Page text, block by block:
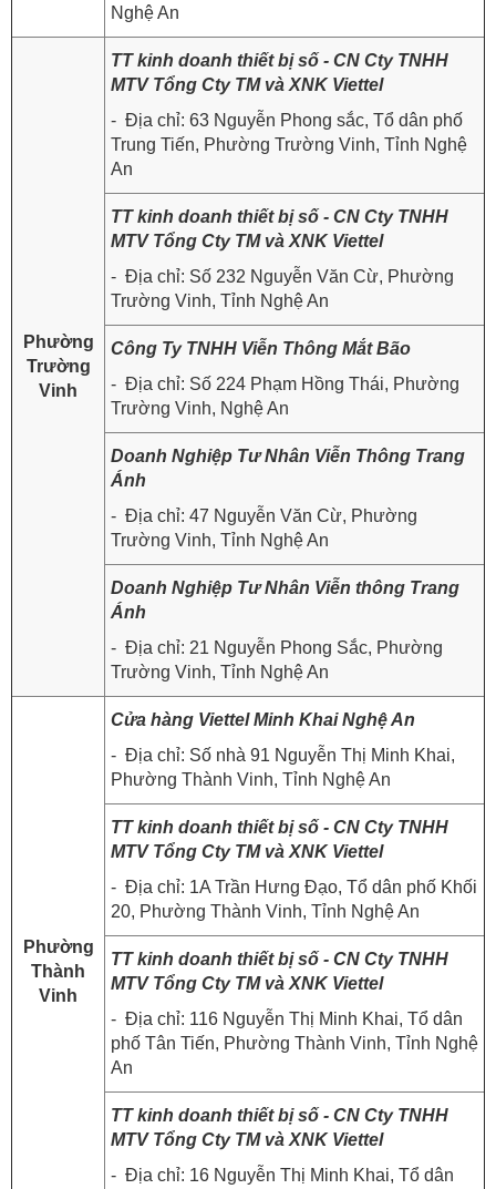
Nghệ An
Phường
Trường
Vinh
TT kinh doanh thiết bị số - CN Cty TNHH
MTV Tổng Cty TM và XNK Viettel
- Địa chỉ: 63 Nguyễn Phong sắc, Tổ dân phố
Trung Tiến, Phường Trường Vinh, Tỉnh Nghệ
An
TT kinh doanh thiết bị số - CN Cty TNHH
MTV Tổng Cty TM và XNK Viettel
- Địa chỉ: Số 232 Nguyễn Văn Cừ, Phường
Trường Vinh, Tỉnh Nghệ An
Công Ty TNHH Viễn Thông Mắt Bão
- Địa chỉ: Số 224 Phạm Hồng Thái, Phường
Trường Vinh, Nghệ An
Doanh Nghiệp Tư Nhân Viễn Thông Trang
Ánh
- Địa chỉ: 47 Nguyễn Văn Cừ, Phường
Trường Vinh, Tỉnh Nghệ An
Doanh Nghiệp Tư Nhân Viễn thông Trang
Ánh
- Địa chỉ: 21 Nguyễn Phong Sắc, Phường
Trường Vinh, Tỉnh Nghệ An
Phường
Thành
Vinh
Cửa hàng Viettel Minh Khai Nghệ An
- Địa chỉ: Số nhà 91 Nguyễn Thị Minh Khai,
Phường Thành Vinh, Tỉnh Nghệ An
TT kinh doanh thiết bị số - CN Cty TNHH
MTV Tổng Cty TM và XNK Viettel
- Địa chỉ: 1A Trần Hưng Đạo, Tổ dân phố Khối
20, Phường Thành Vinh, Tỉnh Nghệ An
TT kinh doanh thiết bị số - CN Cty TNHH
MTV Tổng Cty TM và XNK Viettel
- Địa chỉ: 116 Nguyễn Thị Minh Khai, Tổ dân
phố Tân Tiến, Phường Thành Vinh, Tỉnh Nghệ
An
TT kinh doanh thiết bị số - CN Cty TNHH
MTV Tổng Cty TM và XNK Viettel
- Địa chỉ: 16 Nguyễn Thị Minh Khai, Tổ dân